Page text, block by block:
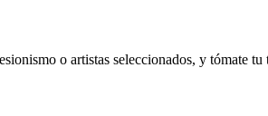
o artistas seleccionados, y tómate